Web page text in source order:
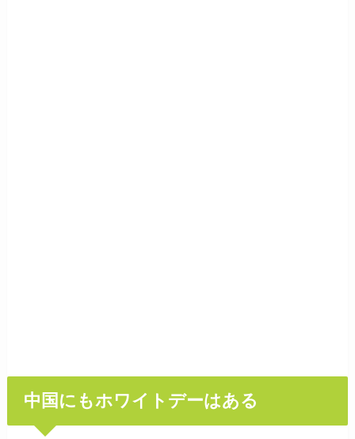
中国にもホワイトデーはある